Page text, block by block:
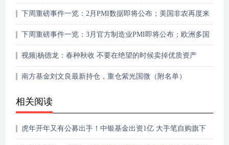
下周重磅事件一览：2月PMI数据即将公布；美国非农再度来
下周重磅事件一览：3月官方制造业PMI即将公布；欧洲多国
视频|杨德龙：春种秋收 不要在绝望的时候卖掉优质资产
南方基金刘文良最新持仓，重仓紫光国微（附名单）
相关阅读
虎年开年又有公募出手！中银基金出资1亿 大手笔自购旗下